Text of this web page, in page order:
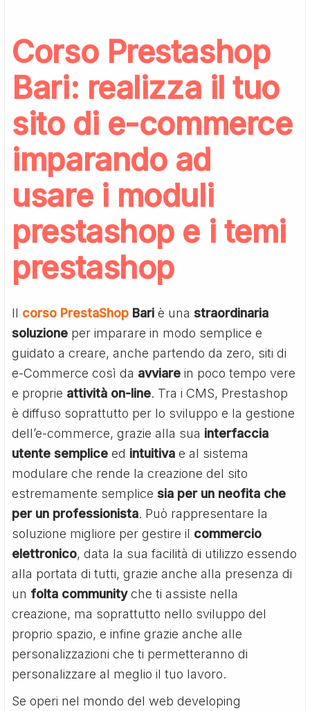
Corso Prestashop
Bari: realizza il tuo
sito di e-commerce
imparando ad
usare i moduli
prestashop e i temi
prestashop
Il corso PrestaShop Bari è unastraordinaria
soluzione per imparare in modo semplice e
guidato a creare, anche partendo da zero, siti di
e-Commerce così da avviare in poco tempo vere
e proprie attività on-line. Tra i CMS, Prestashop
è diffuso soprattutto per lo sviluppo e la gestione
dell’e-commerce, grazie alla sua interfaccia
utente semplice ed intuitiva e al sistema
modulare che rende la creazione del sito
estremamente semplicesia per un neofita che
per un professionista. Può rappresentare la
soluzione migliore per gestire il commercio
elettronico, data la sua facilità di utilizzo essendo
alla portata di tutti, grazie anche alla presenza di
un folta communityche ti assiste nella
creazione, ma soprattutto nello sviluppo del
proprio spazio, e infine grazie anche alle
personalizzazioni che ti permetteranno di
personalizzare al meglio il tuo lavoro.
Se operi nel mondo del web developing